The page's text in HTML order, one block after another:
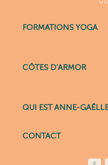
FORMATIONS YOGA
CÔTES D’ARMOR
QUI EST ANNE-
CONTACT